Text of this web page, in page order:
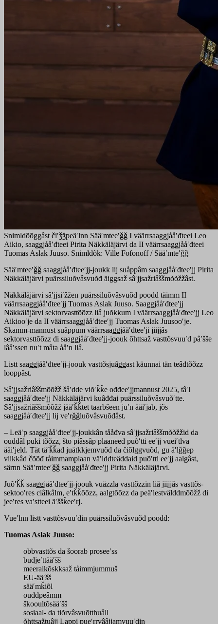
Snimldõõǥǥâst čiʹǯǯpeäʹlnn Sääʹmteeʹǧǧ I väärrsaaǥǥjååʹđteei Leo
Aikio, saaǥǥjååʹđteei Pirita Näkkäläjärvi da II väärrsaaǥǥjååʹđteei
Tuomas Aslak Juuso. Snimldõk: Ville Fofonoff / Sääʹmteʹǧǧ
Sääʹmteeʹǧǧ saaǥǥjååʹđteeʹjj-joukk lij suåppâm saaǥǥjååʹđteeʹjj Pirita
Näkkäläjärvi puärssiluõvâsvuõđ äiggsaž sâʹjjsažriâššmõõžžâst.
Näkkäläjärvi sâʹjjsiʹžžen puärssiluõvâsvuõđ poodd tåimm II
väärrsaaǥǥjååʹđteeʹjj Tuomas Aslak Juuso. Saaǥǥjååʹđteeʹjj
Näkkäläjärvi sektorvasttõõzz liâ juõkkum I väärrsaaǥǥjååʹđteeʹjj Leo
Aikiooʹje da II väärrsaaǥǥjååʹđteeʹjj Tuomas Aslak Juusooʹje.
Skamm-mannust suåppum väärrsaaǥǥjååʹđteeʹji jiijjâs
sektorvasttõõzz di saaǥǥjååʹđteeʹjj-joouk õhttsaž vasttõsvuuʹd pâʹšše
lââʹssen nuʹt mâta ååʹn liâ.
Listt saaǥǥjååʹđteeʹjj-joouk vasttõsjuâǥǥast käunnai tän teâđtõõzz
looppâst.
Sâʹjjsažriâššmõõžž šâʹdde viõʹǩǩe ođđeeʹjjmannust 2025, tâʹl
saaǥǥjååʹđteeʹjj Näkkäläjärvi kuâđđai puärssiluõvâsvuõʹtte.
Sâʹjjsažriâššmõõžž jääʹǩǩtet taarbšeen juʹn ääiʹjab, jõs
saaǥǥjååʹđteeʹjj lij veʹrǧǧluõvâsvuõđâst.
– Leäʹp saaǥǥjååʹđteeʹjj-joukkân tååđva sâʹjjsažriâššmõõžžid da
ouddâl puki tõõzz, što piâssâp plaaneed puõʹtti eeʹjj vueiʹtlva
ääiʹjeld. Tät täʹǩǩad juätkkjemvuõđ da čiõlggvuõđ, ǥu äʹlǧǧep
viikkâd čõõđ tåimmamplaan väʹlddteäddaid puõʹtti eeʹjj aalǥâst,
särnn Sääʹmteeʹǧǧ saaǥǥjååʹđteeʹjj Pirita Näkkäläjärvi.
Juõʹǩǩ saaǥǥjååʹđteeʹjj-joouk vuäzzla vasttõzzin liâ jiijjâs vasttõs-
sektooʹres ciâlkâlm, eʹtǩǩõõzz, aalǥtõõzz da peäʹlestvälddmõõžž di
jeeʹres vaʹstteei äʹššǩeeʹrj.
Vueʹlnn listt vasttõsvuuʹdin puärssiluõvâsvuõđ poodd:
Tuomas Aslak Juuso:
obbvasttõs da šoorab proseeʹss
budjeʹttääʹšš
meeraikõskksaž tåimmjummuš
EU-ääʹšš
sääʹmǩiõl
ouddpeâmm
škooultõsääʹšš
sosiaal- da tiõrvâsvuõtthuâll
õhttsažtuâjj Lappi pueʹrrvââjjamvuuʹdin